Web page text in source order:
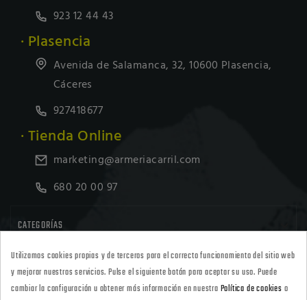
923 12 44 43
· Plasencia
Avenida de Salamanca, 32, 10600 Plasencia,
Cáceres
927418677
· Tienda Online
marketing@armeriacarril.com
680 20 00 97
CATEGORÍAS
POLÍTICAS 
Utilizamos cookies propias y de terceros para el correcto funcionamiento del sitio web
y mejorar nuestros servicios. Pulse el siguiente botón para aceptar su uso. Puede
cambiar la configuración u obtener más información en nuestra Política de cookies o